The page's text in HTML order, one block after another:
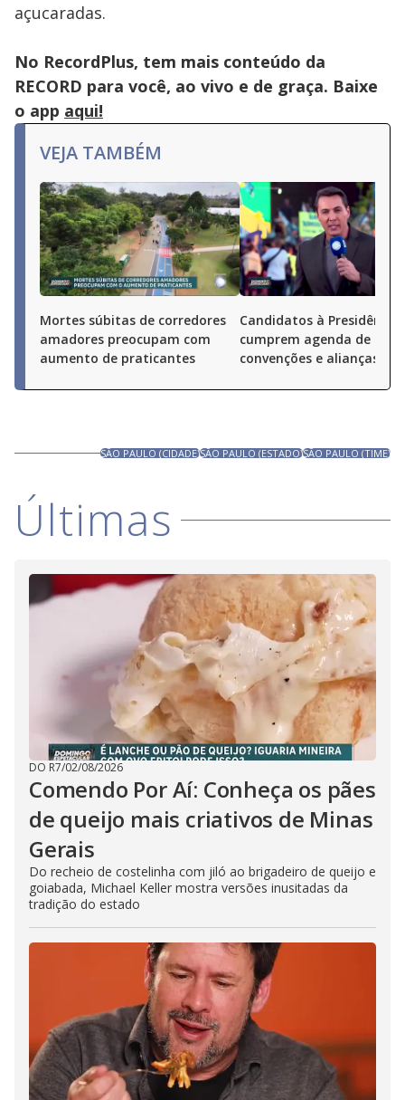
açucaradas.
No RecordPlus, tem mais conteúdo da
RECORD para você, ao vivo e de graça. Baixe
o app aqui!
VEJA TAMBÉM
Mortes súbitas de corredores
amadores preocupam com
aumento de praticantes
Candidatos à Presidência
cumprem agenda de
convenções e alianças
SÃO PAULO (CIDADE)SÃO PAULO (ESTADO)SÃO PAULO (TIME)
Últimas
DO R7/02/08/2026
Comendo Por Aí: Conheça os pães
de queijo mais criativos de Minas
Gerais
Do recheio de costelinha com jiló ao brigadeiro de queijo e
goiabada, Michael Keller mostra versões inusitadas da
tradição do estado